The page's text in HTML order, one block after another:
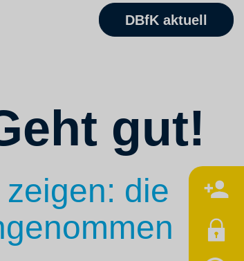
DBfK aktuell
gut!
die